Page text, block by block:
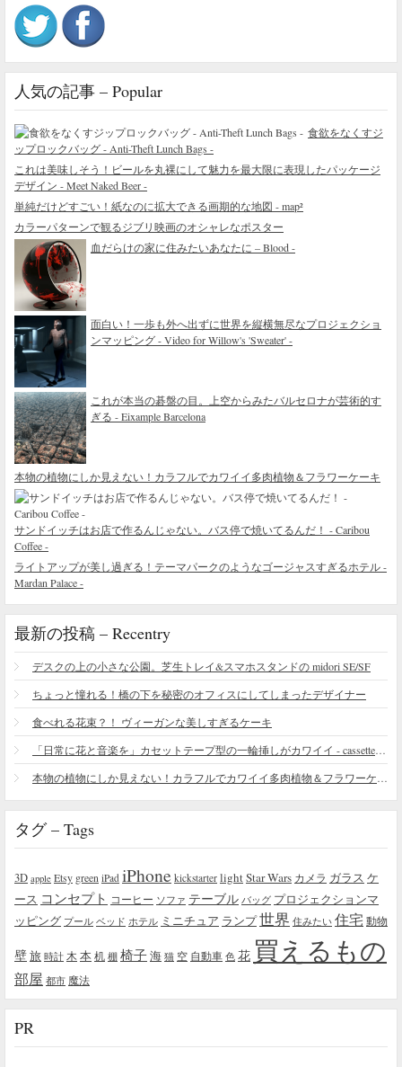
人気の記事 – Popular
食欲をなくすジ
ップロックバッグ - Anti-Theft Lunch Bags -
これは美味しそう！ビールを丸裸にして魅力を最大限に表現したパッケージ
デザイン - Meet Naked Beer -
単純だけどすごい！紙なのに拡大できる画期的な地図 - map²
カラーパターンで観るジブリ映画のオシャレなポスター
血だらけの家に住みたいあなたに – Blood -
面白い！一歩も外へ出ずに世界を縦横無尽なプロジェクショ
ンマッピング - Video for Willow's 'Sweater' -
これが本当の碁盤の目。上空からみたバルセロナが芸術的す
ぎる - Eixample Barcelona
本物の植物にしか見えない！カラフルでカワイイ多肉植物＆フラワーケーキ
サンドイッチはお店で作るんじゃない。バス停で焼いてるんだ！ - Caribou
Coffee -
ライトアップが美し過ぎる！テーマパークのようなゴージャスすぎるホテル -
Mardan Palace -
最新の投稿 – Recentry
デスクの上の小さな公園。芝生トレイ&スマホスタンドの midori SE/SF
ちょっと憧れる！橋の下を秘密のオフィスにしてしまったデザイナー
食べれる花束？！ ヴィーガンな美しすぎるケーキ
タグ – Tags
3D apple Etsy green iPad iPhone kickstarter lightStar Wars カメラ ガラス ケ
ース コンセプト コーヒー ソファ テーブル バッグ プロジェクションマ
ッピング プール ベッド ホテル ミニチュア ランプ世界 住みたい 住宅 動物
壁旅 時計 木 本机 棚 椅子海 猫 空 自動車 色 花 買えるもの
部屋 都市 魔法
PR